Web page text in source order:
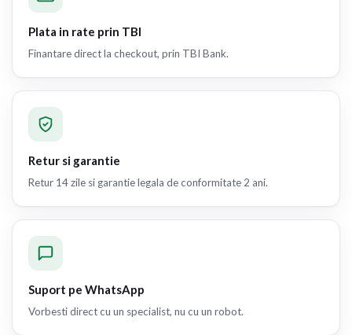
Plata in rate prin TBI
Finantare direct la checkout, prin TBI Bank.
Retur si garantie
Retur 14 zile si garantie legala de conformitate 2 ani.
Suport pe WhatsApp
Vorbesti direct cu un specialist, nu cu un robot.